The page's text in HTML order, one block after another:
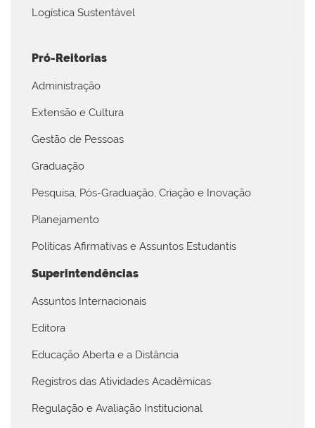
Logística Sustentável
Pró-Reitorias
Administração
Extensão e Cultura
Gestão de Pessoas
Graduação
Pesquisa, Pós-Graduação, Criação e Inovação
Planejamento
Políticas Afirmativas e Assuntos Estudantis
Superintendências
Assuntos Internacionais
Editora
Educação Aberta e a Distância
Registros das Atividades Acadêmicas
Regulação e Avaliação Institucional